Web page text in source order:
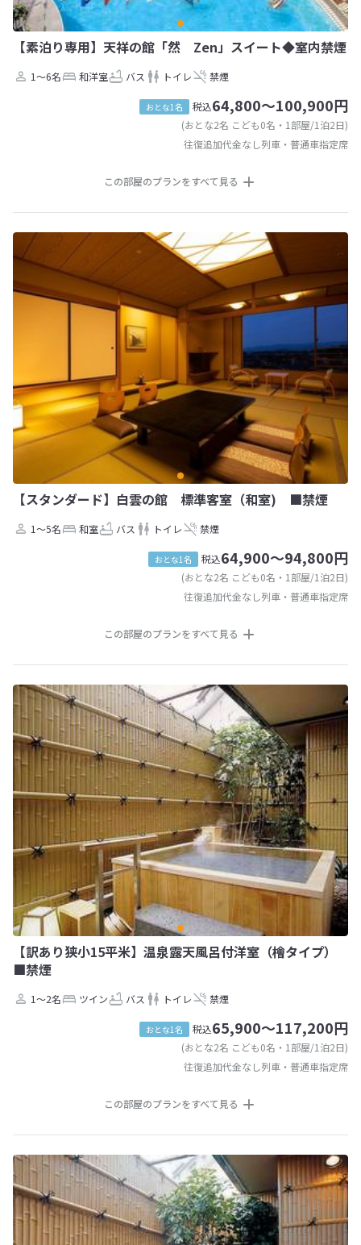
【素泊り専用】天祥の館「然 Zen」スイート◆室内禁煙
1～6名 和洋室 バス トイレ 禁煙
おとな1名 税込64,800～100,900円
(おとな2名 こども0名・1部屋/1泊2日)
往復追加代金なし列車・普通車指定席
この部屋のプランをすべて見る
【スタンダード】白雲の館 標準客室（和室) ■禁煙
1～5名 和室 バス トイレ 禁煙
おとな1名 税込64,900～94,800円
(おとな2名 こども0名・1部屋/1泊2日)
往復追加代金なし列車・普通車指定席
この部屋のプランをすべて見る
【訳あり狭小15平米】温泉露天風呂付洋室（檜タイプ）
■禁煙
1～2名 ツイン バス トイレ 禁煙
おとな1名 税込65,900～117,200円
(おとな2名 こども0名・1部屋/1泊2日)
往復追加代金なし列車・普通車指定席
この部屋のプランをすべて見る